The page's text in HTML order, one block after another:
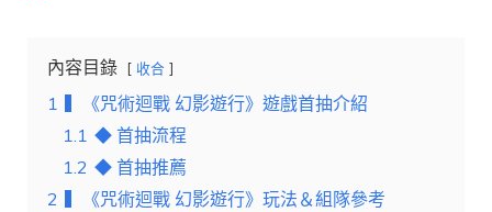
內容目錄 收合
1
▍《咒術迴戰 幻影遊行》遊戲首抽介紹
1.1 ◆ 首抽流程
1.2 ◆ 首抽推薦
2
▍《咒術迴戰 幻影遊行》玩法＆組隊參考